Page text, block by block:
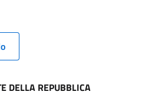
DELLA REPUBBLICA